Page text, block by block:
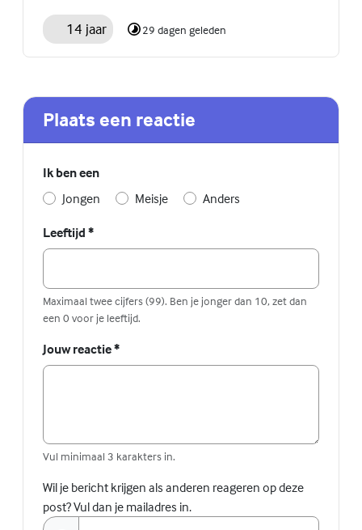
14 jaar 29 dagen geleden
Plaats een reactie
Ik ben een
Jongen
Meisje Anders
Leeftijd *
Maximaal twee cijfers (99). Ben je jonger dan 10, zet dan
een 0 voor je leeftijd.
Jouw reactie*
Vul minimaal 3 karakters in.
Wil je bericht krijgen als anderen reageren op deze
post? Vul dan je mailadres in.